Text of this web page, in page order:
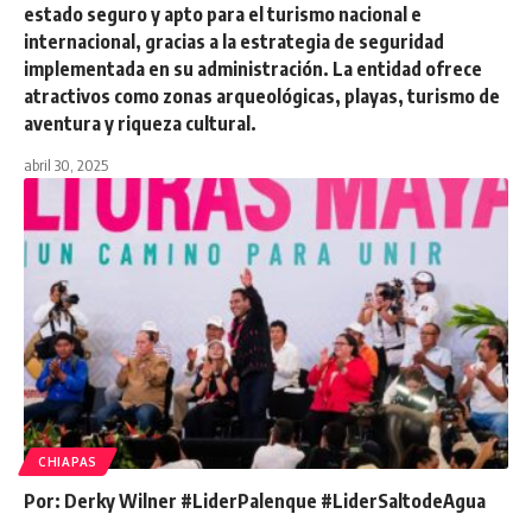
estado seguro y apto para el turismo nacional e
internacional, gracias a la estrategia de seguridad
implementada en su administración. La entidad ofrece
atractivos como zonas arqueológicas, playas, turismo de
aventura y riqueza cultural.
abril 30, 2025
CHIAPAS
Por: Derky Wilner #LiderPalenque #LiderSaltodeAgua